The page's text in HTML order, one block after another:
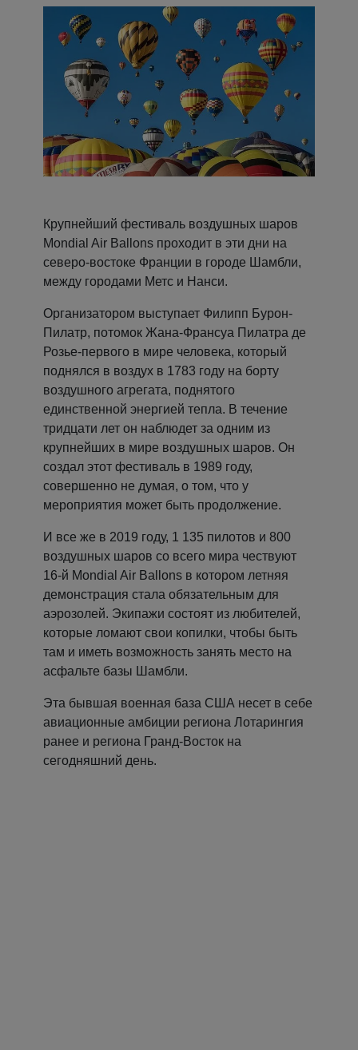
Крупнейший фестиваль воздушных шаров
Mondial Air Ballons проходит в эти дни на
северо-востоке Франции в городе Шамбли,
между городами Метс и Нанси.
Организатором выступает Филипп Бурон-
Пилатр, потомок Жана-Франсуа Пилатра де
Розье-первого в мире человека, который
поднялся в воздух в 1783 году на борту
воздушного агрегата, поднятого
единственной энергией тепла. В течение
тридцати лет он наблюдет за одним из
крупнейших в мире воздушных шаров. Он
создал этот фестиваль в 1989 году,
совершенно не думая, о том, что у
мероприятия может быть продолжение.
И все же в 2019 году, 1 135 пилотов и 800
воздушных шаров со всего мира чествуют
16-й Mondial Air Ballons в котором летняя
демонстрация стала обязательным для
аэрозолей. Экипажи состоят из любителей,
которые ломают свои копилки, чтобы быть
там и иметь возможность занять место на
асфальте базы Шамбли.
Эта бывшая военная база США несет в себе
авиационные амбиции региона Лотарингия
ранее и региона Гранд-Восток на
сегодняшний день.